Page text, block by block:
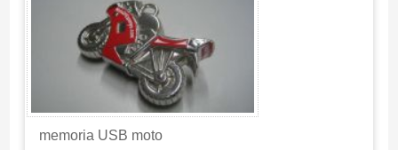
memoria USB moto